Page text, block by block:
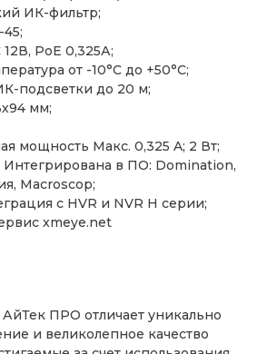
ИК-фильтр;
PoE 0,325А;
от -10°С до +50°С;
подсветки до 20 м;
мм;
мощность Макс. 0,325 A; 2 Вт;
Интегрирована в ПО: Domination,
Macroscop;
с HVR и NVR H серии;
xmeye.net
ПРО отличает уникально
и великолепное качество